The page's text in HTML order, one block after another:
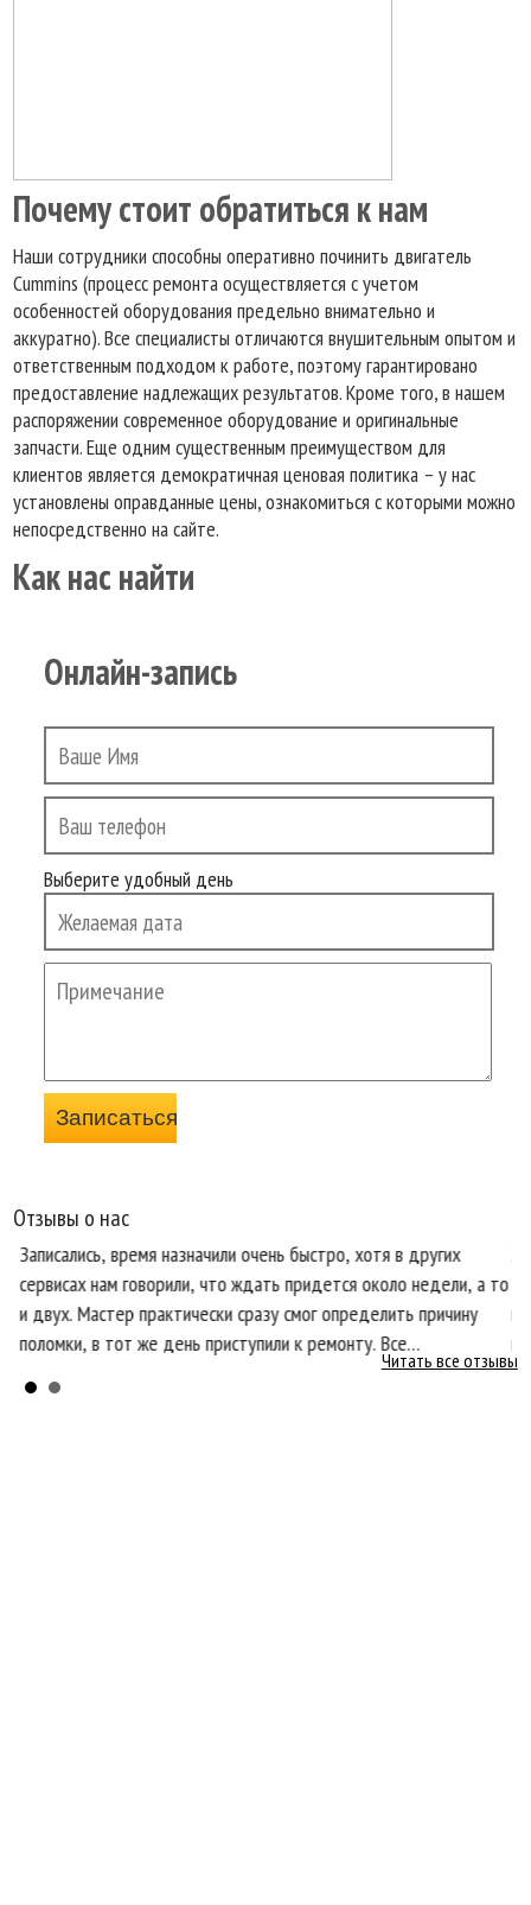
Почему стоит обратиться к нам
Наши сотрудники способны оперативно починить двигатель
Cummins (процесс ремонта осуществляется с учетом
особенностей оборудования предельно внимательно и
аккуратно). Все специалисты отличаются внушительным опытом и
ответственным подходом к работе, поэтому гарантировано
предоставление надлежащих результатов. Кроме того, в нашем
распоряжении современное оборудование и оригинальные
запчасти. Еще одним существенным преимуществом для
клиентов является демократичная ценовая политика – у нас
установлены оправданные цены, ознакомиться с которыми можно
непосредственно на сайте.
Как нас найти
Онлайн-запись
Выберите удобный день
Отзывы о нас
Записались, время назначили очень быстро, хотя в других
сервисах нам говорили, что ждать придется около недели, а то
и двух. Мастер практически сразу смог определить причину
поломки, в тот же день приступили к ремонту. Все
необходимые запчасти оказались в наличии, что очень
порадовало.
Читать все отзывы